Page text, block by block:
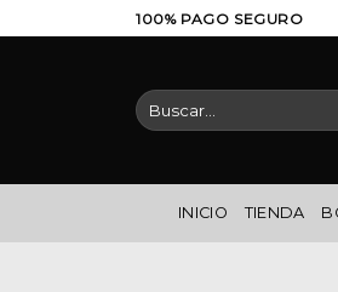
al
100% PAGO SEGURO
Buscar
por:
INICIO TIENDA